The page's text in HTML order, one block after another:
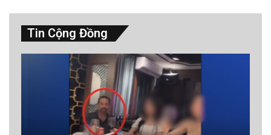
Tin Cộng Đồng